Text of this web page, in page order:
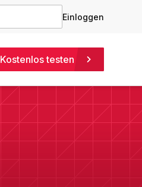
Einloggen
Kostenlos testen